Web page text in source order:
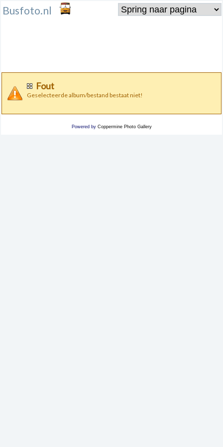
Busfoto.nl
Fout
Geselecteerde album/bestand bestaat niet!
Powered by Coppermine Photo Gallery